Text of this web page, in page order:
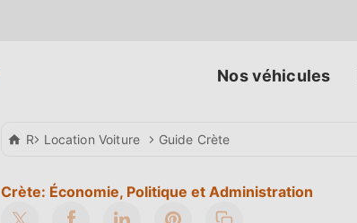
Nos véhicules
Rental Center Crete
Location Voiture Guide Crète
Crète: Économie, Politique et Administration